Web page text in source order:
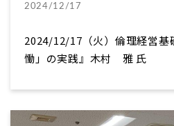
2024/12/17
2024/12/17（火）倫理経営
慟」の実践』木村 雅 氏